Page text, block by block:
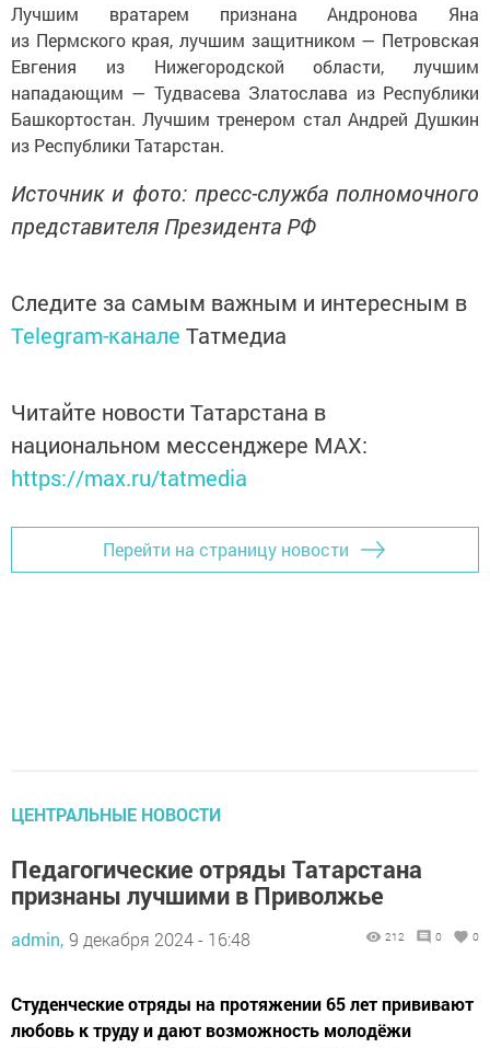
Лучшим вратарем признана Андронова Яна
из Пермского края, лучшим защитником — Петровская
Евгения из Нижегородской области, лучшим
нападающим — Тудвасева Златослава из Республики
Башкортостан. Лучшим тренером стал Андрей Душкин
из Республики Татарстан.
Источник и фото: пресс-служба полномочного
представителя Президента РФ
Следите за самым важным и интересным в
Telegram-канале Татмедиа
Читайте новости Татарстана в
национальном мессенджере MАХ:
https://max.ru/tatmedia
Перейти на страницу новости
ЦЕНТРАЛЬНЫЕ НОВОСТИ
Педагогические отряды Татарстана
признаны лучшими в Приволжье
admin, 9 декабря 2024 - 16:48 212 0 0
Студенческие отряды на протяжении 65 лет прививают
любовь к труду и дают возможность молодёжи